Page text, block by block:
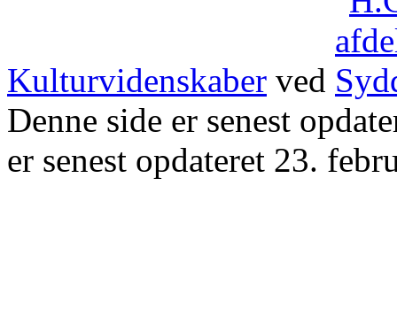
Kulturvidenskaber ved
Denne side er senest
er senest opdateret 23.